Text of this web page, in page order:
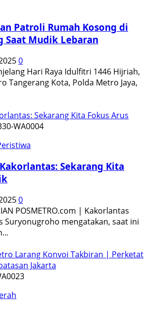
Patroli Rumah Kosong di
Saat Mudik Lebaran
0
Hari Raya Idulfitri 1446 Hijriah,
Tangerang Kota, Polda Metro Jaya,
Sekarang Kita Fokus Arus
Sekarang Kita
0
POSMETRO.com | Kakorlantas
Suryonugroho mengatakan, saat ini
Larang Konvoi Takbiran | Perketat
Jakarta